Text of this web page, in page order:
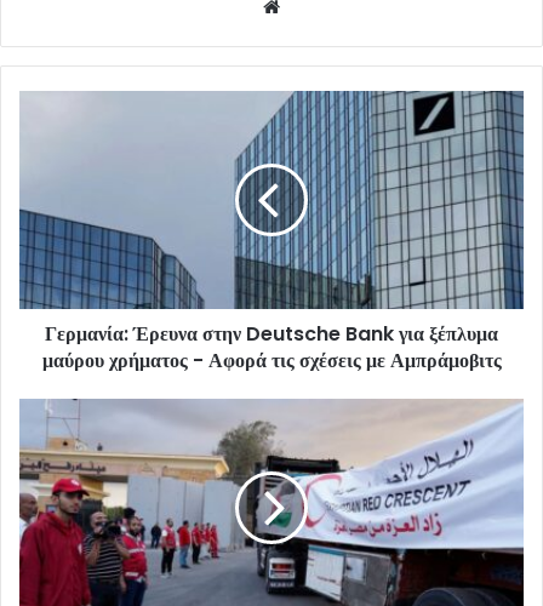
Γερμανία: Έρευνα στην Deutsche Bank για ξέπλυμα
μαύρου χρήματος - Αφορά τις σχέσεις με Αμπράμοβιτς